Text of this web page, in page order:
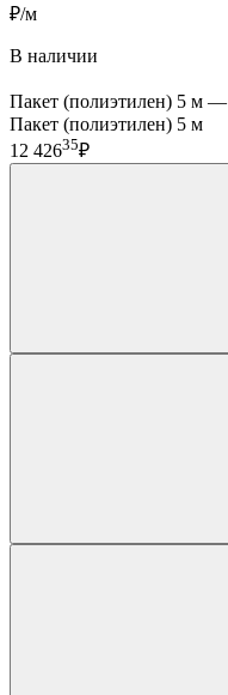
₽/м
В наличии
Пакет (полиэтилен) 5 м —
Пакет (полиэтилен) 5 м
12 42635₽